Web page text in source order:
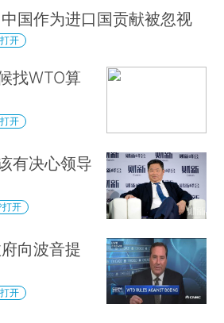
国作为进口国贡献被忽视
开
找WTO算
开
有决心领导
打开
向波音提
开